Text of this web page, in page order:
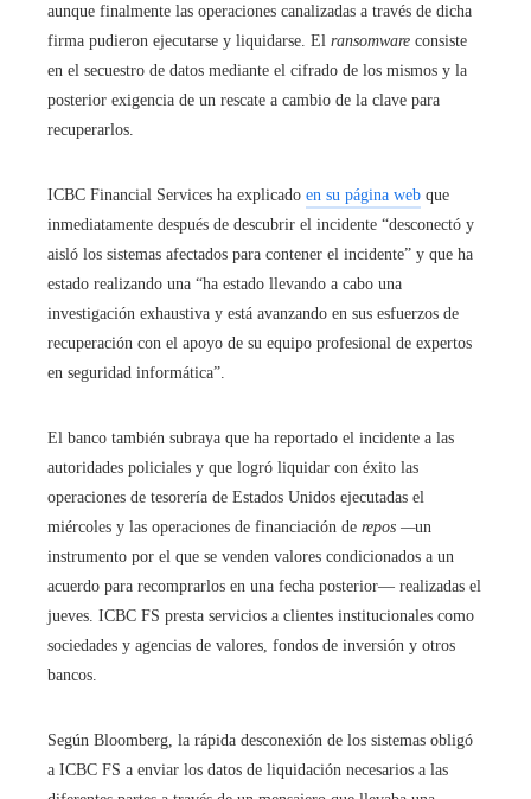
aunque finalmente las operaciones canalizadas a través de dicha
firma pudieron ejecutarse y liquidarse. El ransomware consiste
en el secuestro de datos mediante el cifrado de los mismos y la
posterior exigencia de un rescate a cambio de la clave para
recuperarlos.
ICBC Financial Services ha explicado en su página web que
inmediatamente después de descubrir el incidente “desconectó y
aisló los sistemas afectados para contener el incidente” y que ha
estado realizando una “ha estado llevando a cabo una
investigación exhaustiva y está avanzando en sus esfuerzos de
recuperación con el apoyo de su equipo profesional de expertos
en seguridad informática”.
El banco también subraya que ha reportado el incidente a las
autoridades policiales y que logró liquidar con éxito las
operaciones de tesorería de Estados Unidos ejecutadas el
miércoles y las operaciones de financiación de repos —un
instrumento por el que se venden valores condicionados a un
acuerdo para recomprarlos en una fecha posterior— realizadas el
jueves. ICBC FS presta servicios a clientes institucionales como
sociedades y agencias de valores, fondos de inversión y otros
bancos.
Según Bloomberg, la rápida desconexión de los sistemas obligó
a ICBC FS a enviar los datos de liquidación necesarios a las